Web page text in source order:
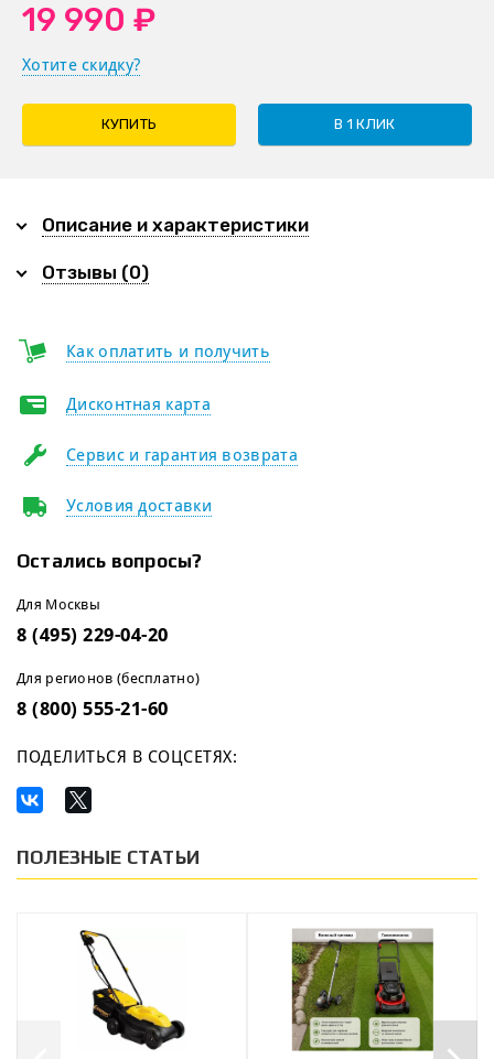
19 990 ₽
Хотите скидку?
КУПИТЬ В 1 КЛИК
Описание и характеристики
Отзывы (0)
Как оплатить и получить
Дисконтная карта
Сервис и гарантия возврата
Условия доставки
Остались вопросы?
Для Москвы
8 (495) 229-04-20
Для регионов (бесплатно)
8 (800) 555-21-60
ПОДЕЛИТЬСЯ В СОЦСЕТЯХ:
ПОЛЕЗНЫЕ СТАТЬИ